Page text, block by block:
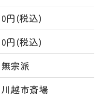
0円(税込)
0円(税込)
無宗派
川越市斎場